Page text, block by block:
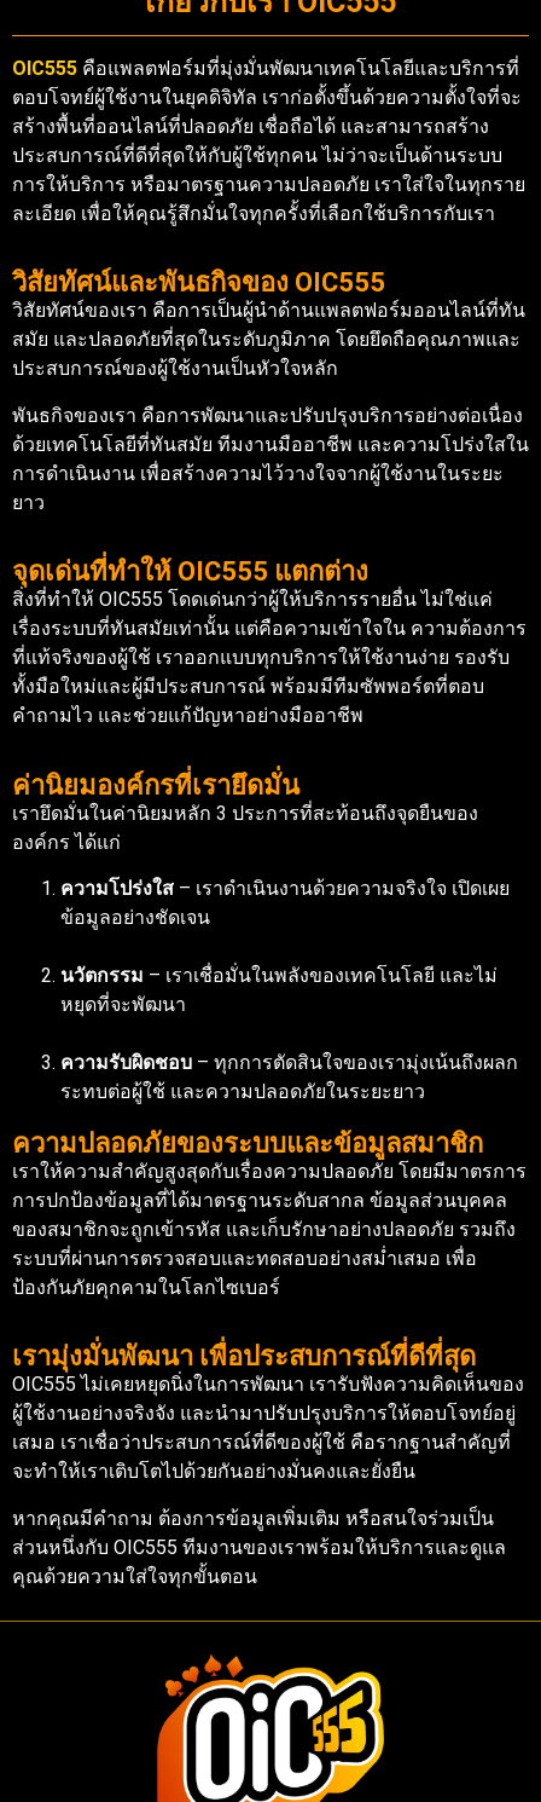
OIC555 คือแพลตฟอร์มที่มุ่งมั่นพัฒนาเทคโนโลยีและบริการที่
ตอบโจทย์ผู้ใช้งานในยุคดิจิทัล เราก่อตั้งขึ้นด้วยความตั้งใจที่จะ
สร้างพื้นที่ออนไลน์ที่ปลอดภัย เชื่อถือได้ และสามารถสร้าง
ประสบการณ์ที่ดีที่สุดให้กับผู้ใช้ทุกคน ไม่ว่าจะเป็นด้านระบบ
การให้บริการ หรือมาตรฐานความปลอดภัย เราใส่ใจในทุกราย
ละเอียด เพื่อให้คุณรู้สึกมั่นใจทุกครั้งที่เลือกใช้บริการกับเรา
วิสัยทัศน์และพันธกิจของ OIC555
วิสัยทัศน์ของเรา คือการเป็นผู้นำด้านแพลตฟอร์มออนไลน์ที่ทัน
สมัย และปลอดภัยที่สุดในระดับภูมิภาค โดยยึดถือคุณภาพและ
ประสบการณ์ของผู้ใช้งานเป็นหัวใจหลัก
พันธกิจของเรา คือการพัฒนาและปรับปรุงบริการอย่างต่อเนื่อง
ด้วยเทคโนโลยีที่ทันสมัย ทีมงานมืออาชีพ และความโปร่งใสใน
การดำเนินงาน เพื่อสร้างความไว้วางใจจากผู้ใช้งานในระยะ
ยาว
จุดเด่นที่ทำให้ OIC555 แตกต่าง
สิ่งที่ทำให้ OIC555 โดดเด่นกว่าผู้ให้บริการรายอื่น ไม่ใช่แค่
เรื่องระบบที่ทันสมัยเท่านั้น แต่คือความเข้าใจใน ความต้องการ
ที่แท้จริงของผู้ใช้ เราออกแบบทุกบริการให้ใช้งานง่าย รองรับ
ทั้งมือใหม่และผู้มีประสบการณ์ พร้อมมีทีมซัพพอร์ตที่ตอบ
คำถามไว และช่วยแก้ปัญหาอย่างมืออาชีพ
ค่านิยมองค์กรที่เรายึดมั่น
เรายึดมั่นในค่านิยมหลัก 3 ประการที่สะท้อนถึงจุดยืนของ
องค์กร ได้แก่
ความโปร่งใส – เราดำเนินงานด้วยความจริงใจ เปิดเผย
ข้อมูลอย่างชัดเจน
นวัตกรรม – เราเชื่อมั่นในพลังของเทคโนโลยี และไม่
หยุดที่จะพัฒนา
ความรับผิดชอบ – ทุกการตัดสินใจของเรามุ่งเน้นถึงผลก
ระทบต่อผู้ใช้ และความปลอดภัยในระยะยาว
ความปลอดภัยของระบบและข้อมูลสมาชิก
เราให้ความสำคัญสูงสุดกับเรื่องความปลอดภัย โดยมีมาตรการ
การปกป้องข้อมูลที่ได้มาตรฐานระดับสากล ข้อมูลส่วนบุคคล
ของสมาชิกจะถูกเข้ารหัส และเก็บรักษาอย่างปลอดภัย รวมถึง
ระบบที่ผ่านการตรวจสอบและทดสอบอย่างสม่ำเสมอ เพื่อ
ป้องกันภัยคุกคามในโลกไซเบอร์
เรามุ่งมั่นพัฒนา เพื่อประสบการณ์ที่ดีที่สุด
OIC555 ไม่เคยหยุดนิ่งในการพัฒนา เรารับฟังความคิดเห็นของ
ผู้ใช้งานอย่างจริงจัง และนำมาปรับปรุงบริการให้ตอบโจทย์อยู่
เสมอ เราเชื่อว่าประสบการณ์ที่ดีของผู้ใช้ คือรากฐานสำคัญที่
จะทำให้เราเติบโตไปด้วยกันอย่างมั่นคงและยั่งยืน
หากคุณมีคำถาม ต้องการข้อมูลเพิ่มเติม หรือสนใจร่วมเป็น
ส่วนหนึ่งกับ OIC555 ทีมงานของเราพร้อมให้บริการและดูแล
คุณด้วยความใส่ใจทุกขั้นตอน